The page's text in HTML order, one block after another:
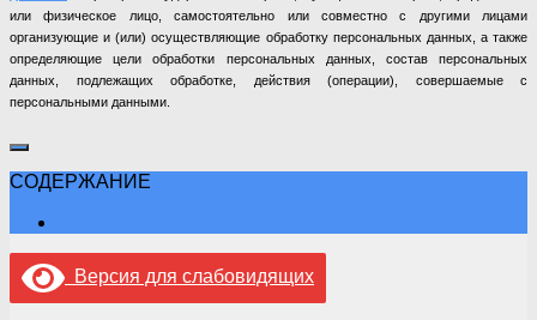
или физическое лицо, самостоятельно или совместно с другими лицами
организующие и (или) осуществляющие обработку персональных данных, а также
определяющие цели обработки персональных данных, состав персональных
данных, подлежащих обработке, действия (операции), совершаемые с
персональными данными.
СОДЕРЖАНИЕ
Версия для слабовидящих